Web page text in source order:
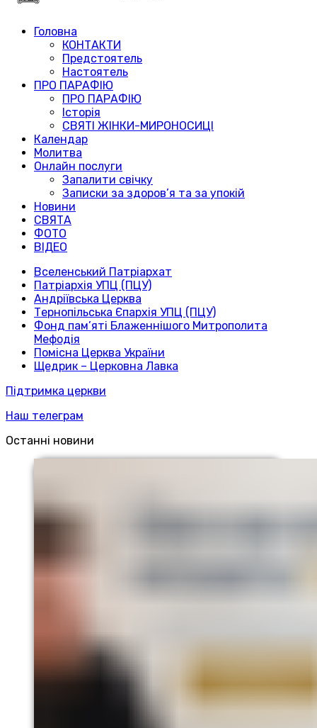
Головна
КОНТАКТИ
Предстоятель
Настоятель
ПРО ПАРАФІЮ
ПРО ПАРАФІЮ
Історія
СВЯТІ ЖІНКИ-МИРОНОСИЦІ
Календар
Молитва
Онлайн послуги
Запалити свічку
Записки за здоров’я та за упокій
Новини
СВЯТА
ФОТО
ВІДЕО
Вселенський Патріархат
Патріархія УПЦ (ПЦУ)
Андріївська Церква
Тернопільська Єпархія УПЦ (ПЦУ)
Фонд пам’яті Блаженнішого Митрополита
Мефодія
Помісна Церква України
Щедрик – Церковна Лавка
Підтримка церкви
Наш телеграм
Останні новини